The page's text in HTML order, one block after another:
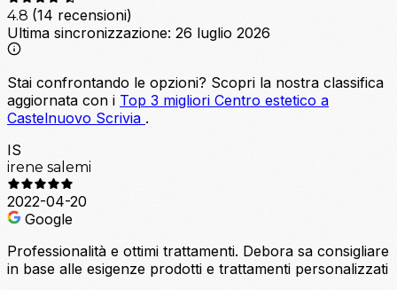
4.8 (14 recensioni)
Ultima sincronizzazione: 26 luglio 2026
Stai confrontando le opzioni? Scopri la nostra classifica
aggiornata con i Top 3 migliori Centro estetico a
Castelnuovo Scrivia .
IS
irene salemi
2022-04-20
Google
Professionalità e ottimi trattamenti. Debora sa consigliare
in base alle esigenze prodotti e trattamenti personalizzati